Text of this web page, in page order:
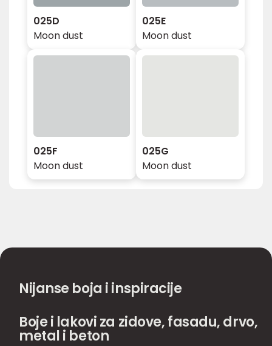
025D
Moon dust
025E
Moon dust
025F
Moon dust
025G
Moon dust
Nijanse boja i inspiracije
Boje i lakovi za zidove, fasadu, drvo,
metal i beton